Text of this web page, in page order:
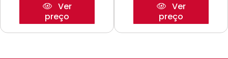
Ver
preço
Ver
preço